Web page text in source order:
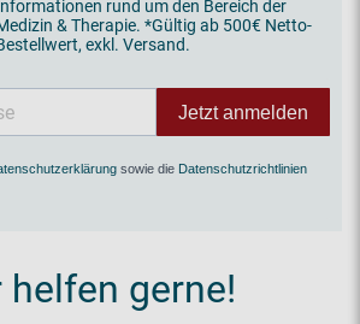
rund um den Bereich der
& Therapie. *Gültig ab 500€ Netto-
exkl. Versand.
Jetzt anmelden
sowie die Datenschutzrichtlinien
helfen gerne!